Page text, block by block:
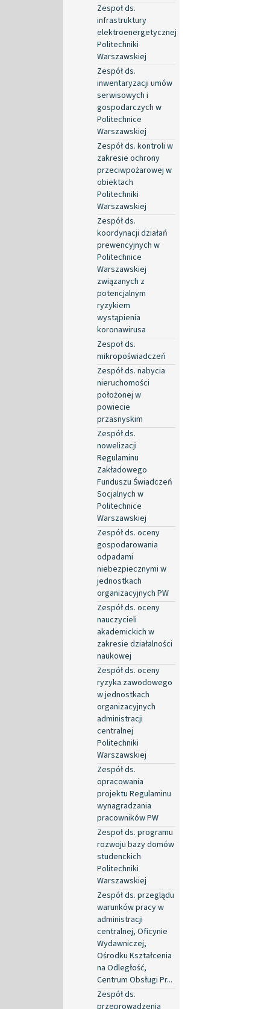
Zespoł ds.
infrastruktury
elektroenergetycznej
Politechniki
Warszawskiej
Zespół ds.
inwentaryzacji umów
serwisowych i
gospodarczych w
Politechnice
Warszawskiej
Zespół ds. kontroli w
zakresie ochrony
przeciwpożarowej w
obiektach
Politechniki
Warszawskiej
Zespół ds.
koordynacji działań
prewencyjnych w
Politechnice
Warszawskiej
związanych z
potencjalnym
ryzykiem
wystąpienia
koronawirusa
Zespoł ds.
mikropoświadczeń
Zespół ds. nabycia
nieruchomości
położonej w
powiecie
przasnyskim
Zespół ds.
nowelizacji
Regulaminu
Zakładowego
Funduszu Świadczeń
Socjalnych w
Politechnice
Warszawskiej
Zespół ds. oceny
gospodarowania
odpadami
niebezpiecznymi w
jednostkach
organizacyjnych PW
Zespół ds. oceny
nauczycieli
akademickich w
zakresie działalności
naukowej
Zespół ds. oceny
ryzyka zawodowego
w jednostkach
organizacyjnych
administracji
centralnej
Politechniki
Warszawskiej
Zespół ds.
opracowania
projektu Regulaminu
wynagradzania
pracowników PW
Zespoł ds. programu
rozwoju bazy domów
studenckich
Politechniki
Warszawskiej
Zespół ds. przeglądu
warunków pracy w
administracji
centralnej, Oficynie
Wydawniczej,
Ośrodku Kształcenia
na Odległość,
Centrum Obsługi Pr...
Zespół ds.
przeprowadzenia